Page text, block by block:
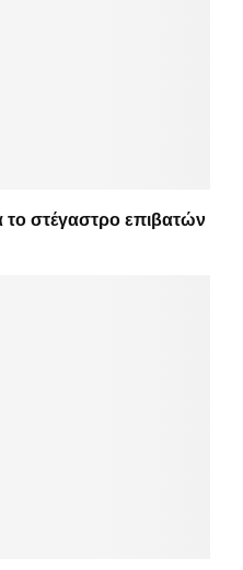
το στέγαστρο επιβατών